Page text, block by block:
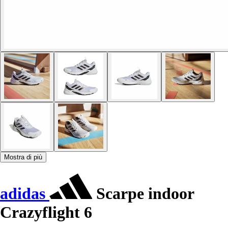
Mostra di più
adidas
Scarpe indoor
Crazyflight 6